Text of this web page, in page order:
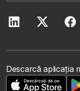
Descarcă aplicația